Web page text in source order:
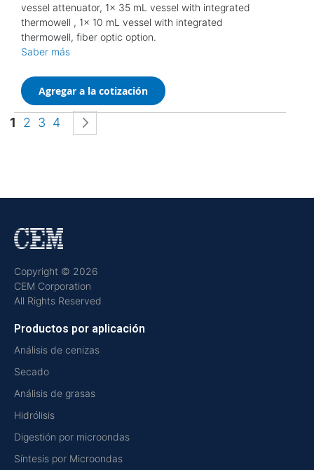
vessel attenuator, 1x 35 mL vessel with integrated
thermowell , 1x 10 mL vessel with integrated
thermowell, fiber optic option.
Saber más
Agregar a la cotización
Página
Actualmente estás leyendo página
1 Página
2 Página
3 Página
4
Copyright © 2026
CEM Corporation
All Rights Reserved
Productos por aplicación
Análisis de cenizas
Secado
Análisis de grasas
Hidrólisis
Digestión por microondas
Síntesis por Microondas